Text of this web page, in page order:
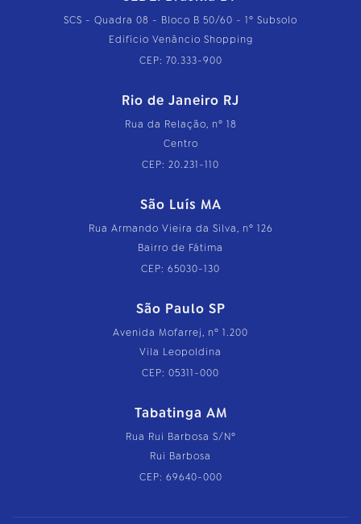
SCS - Quadra 08 - Bloco B 50/60 - 1º Subsolo
Edifício Venâncio Shopping
CEP: 70.333-900
Rio de Janeiro RJ
Rua da Relação, nº 18
Centro
CEP: 20.231-110
São Luís MA
Rua Armando Vieira da Silva, nº 126
Bairro de Fátima
CEP: 65030-130
São Paulo SP
Avenida Mofarrej, nº 1.200
Vila Leopoldina
CEP: 05311-000
Tabatinga AM
Rua Rui Barbosa S/Nº
Rui Barbosa
CEP: 69640-000